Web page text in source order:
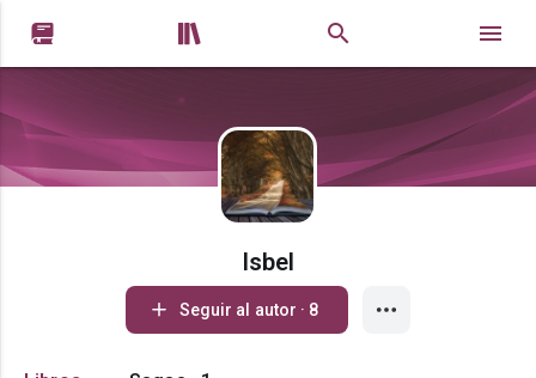
 
Isbel
Seguir al autor · 8